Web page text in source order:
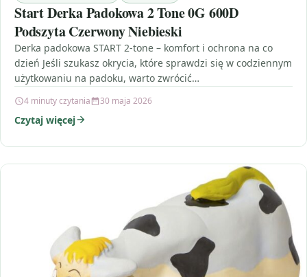
Start Derka Padokowa 2 Tone 0G 600D
Podszyta Czerwony Niebieski
Derka padokowa START 2-tone – komfort i ochrona na co
dzień Jeśli szukasz okrycia, które sprawdzi się w codziennym
użytkowaniu na padoku, warto zwrócić…
4 minuty czytania 30 maja 2026
Czytaj więcej